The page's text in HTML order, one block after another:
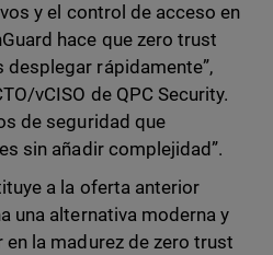
y el control de acceso en
hace que zero trust
rápidamente”,
vCISO de QPC Security.
de seguridad que
sin añadir complejidad”.
a la oferta anterior
una alternativa moderna y
en la madurez de zero trust